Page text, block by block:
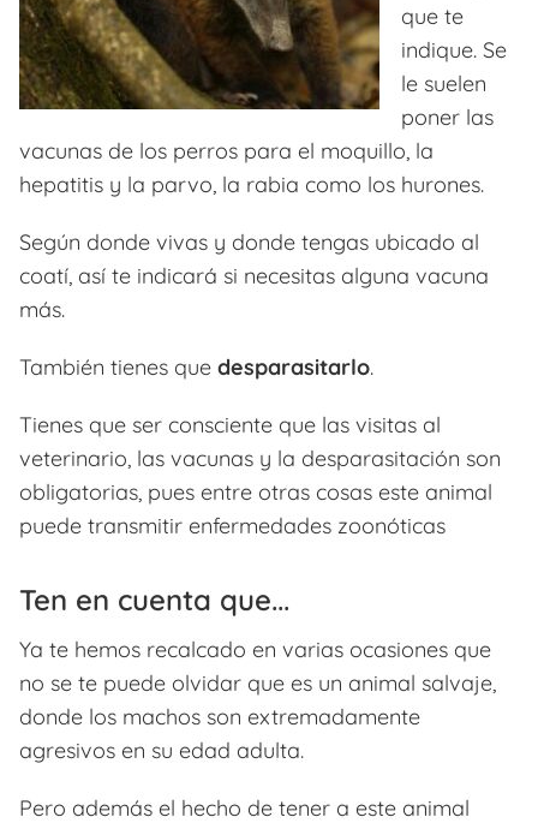
que te
indique. Se
le suelen
poner las
vacunas de los perros para el moquillo, la
hepatitis y la parvo, la rabia como los hurones.
Según donde vivas y donde tengas ubicado al
coatí, así te indicará si necesitas alguna vacuna
más.
También tienes que desparasitarlo.
Tienes que ser consciente que las visitas al
veterinario, las vacunas y la desparasitación son
obligatorias, pues entre otras cosas este animal
puede transmitir enfermedades zoonóticas
Ten en cuenta que...
Ya te hemos recalcado en varias ocasiones que
no se te puede olvidar que es un animal salvaje,
donde los machos son extremadamente
agresivos en su edad adulta.
Pero además el hecho de tener a este animal